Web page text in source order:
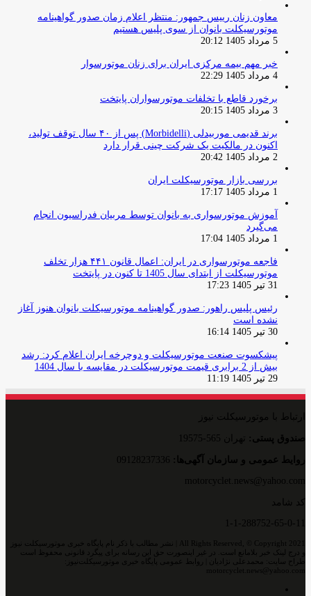
معاون زنان رییس جمهور: منتظر اعلام زمان صدور گواهینامه
موتورسیکلت بانوان از سوی پلیس هستیم
5 مرداد 1405 20:12
خبر مهم بیمه مرکزی ایران برای زنان موتورسوار
4 مرداد 1405 22:29
برخورد قاطع با تخلفات موتورسواران پایتخت
3 مرداد 1405 20:15
برند قدیمی موربیدلی (Morbidelli) پس از ۴۰ سال توقف تولید،
اکنون در مالکیت یک شرکت چینی قرار دارد
2 مرداد 1405 20:42
بررسی بازار موتورسیکلت ایران
1 مرداد 1405 17:17
آموزش موتورسواری به بانوان توسط مربیان فدراسیون انجام
می‌گیرد
1 مرداد 1405 17:04
فاجعه موتورسواری در ایران: اعمال قانون ۴۴۱ هزار تخلف
موتورسیکلت از ابتدای سال 1405 تا کنون در پایتخت
31 تیر 1405 17:23
رئیس پلیس راهور: صدور گواهینامه موتورسیکلت بانوان هنوز آغاز
نشده است
30 تیر 1405 16:14
پیشکسوت صنعت موتورسیکلت و دوچرخه ایران اعلام کرد: رشد
بیش از 2 برابری قیمت موتورسیکلت در مقایسه با سال 1404
29 تیر 1405 11:19
ارتباط با موتورسیکلت نیوز
صندوق پستی: تهران 565-19575
روایط عمومی و سازمان آگهی‌ها:
motorcyclet.news@yahoo.com
کد شامد
1-1-288752-65-0-11
All Rights Reserved, © Copyright 2021 | نشر مطالب با ذکر نام پایگاه خبری موتورسیکلت نیوز
و درج لینک خبر بلامانع است. در غیر اینصورت حق این رسانه برای پیگرد قانونی محفوظ است
طراح سایت: محمدعلی نژادیان | روابط عمومی پایگاه خبری موتورسیکلت‌نیوز:
motorcyclet.news@yahoo.com